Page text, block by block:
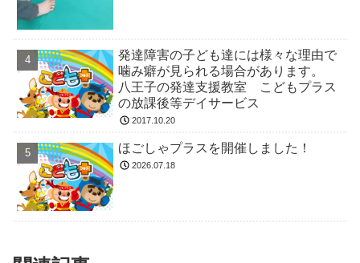
発達障害の子ども達には様々な理由で
噛み癖が見られる場合があります。
八王子の発達支援教室 こどもプラス
の放課後等デイサービス
2017.10.20
ほごしゃプラスを開催しました！
2026.07.18